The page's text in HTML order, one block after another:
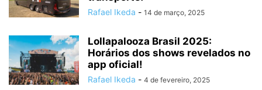
Rafael Ikeda - 14 de março, 2025
Lollapalooza Brasil 2025:
Horários dos shows revelados no
app oficial!
Rafael Ikeda - 4 de fevereiro, 2025